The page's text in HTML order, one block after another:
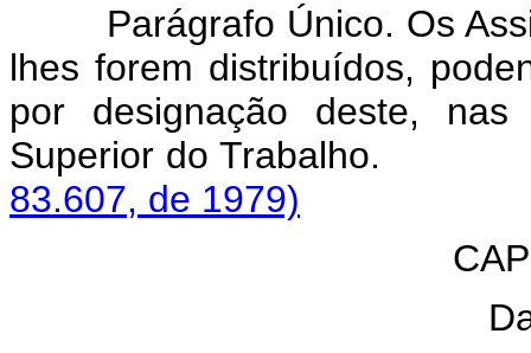
Parágrafo Único. Os
lhes forem distribuídos,
por designação deste,
Superior do
83.607, de 1979)